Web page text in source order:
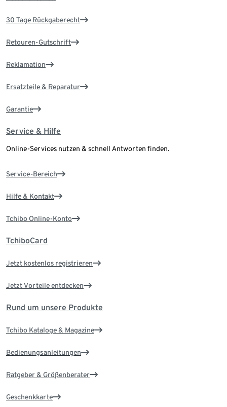
30 Tage Rückgaberecht
Retouren-Gutschrift
Reklamation
Ersatzteile & Reparatur
Garantie
Service & Hilfe
Online-Services nutzen & schnell Antworten finden.
Service-Bereich
Hilfe & Kontakt
Tchibo Online-Konto
TchiboCard
Jetzt kostenlos registrieren
Jetzt Vorteile entdecken
Rund um unsere Produkte
Tchibo Kataloge & Magazine
Bedienungsanleitungen
Ratgeber & Größenberater
Geschenkkarte